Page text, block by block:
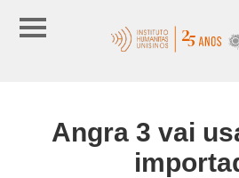
Angra 3 vai